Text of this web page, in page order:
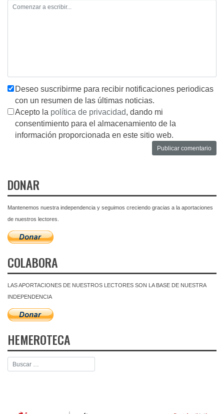
Deseo suscribirme para recibir notificaciones periodicas
con un resumen de las últimas noticias.
Acepto la política de privacidad, dando mi
consentimiento para el almacenamiento de la
información proporcionada en este sitio web.
DONAR
Mantenemos nuestra independencia y seguimos creciendo gracias a la aportaciones
de nuestros lectores.
COLABORA
LAS APORTACIONES DE NUESTROS LECTORES SON LA BASE DE NUESTRA
INDEPENDENCIA
HEMEROTECA